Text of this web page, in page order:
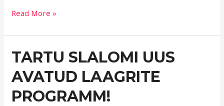
Read More »
TARTU SLALOMI UUS
AVATUD LAAGRITE
PROGRAMM!
TARTU
SLALOMI
UUS
AVATUD
LAAGRITE